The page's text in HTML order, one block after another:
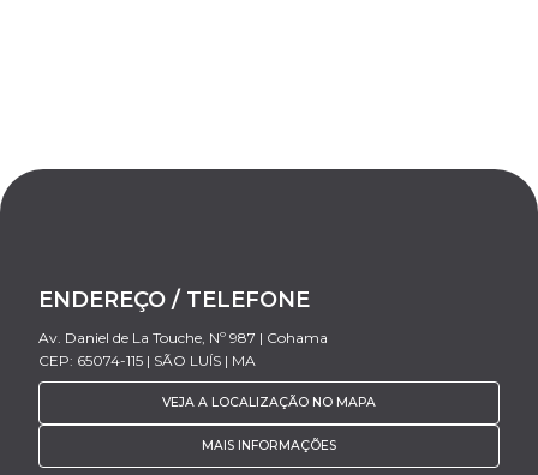
ENDEREÇO / TELEFONE
Av. Daniel de La Touche, Nº 987 | Cohama
CEP: 65074-115 | SÃO LUÍS | MA
VEJA A LOCALIZAÇÃO NO MAPA
MAIS INFORMAÇÕES